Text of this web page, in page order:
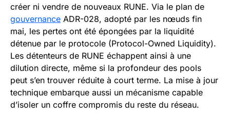
créer ni vendre de nouveaux RUNE. Via le plan de
gouvernance ADR-028, adopté par les nœuds fin
mai, les pertes ont été épongées par la liquidité
détenue par le protocole (Protocol-Owned Liquidity).
Les détenteurs de RUNE échappent ainsi à une
dilution directe, même si la profondeur des pools
peut s’en trouver réduite à court terme. La mise à jour
technique embarque aussi un mécanisme capable
d’isoler un coffre compromis du reste du réseau.